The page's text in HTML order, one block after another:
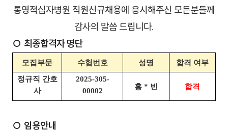
통영적십자병원 직원신규채용에 응시해주신 모든분들께
감사의 말씀 드립니다.
○ 최종합격자 명단
모집부문 수험번호 성명
합격 여부
정규직 간호
사
2025-305-
00002
홍 * 빈 합격
○ 임용안내